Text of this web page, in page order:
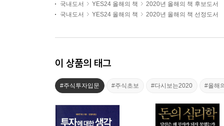
국내도서
YES24 올해의 책
2020년 올해의 책 후보도서
국내도서
YES24 올해의 책 2020년 올해의 책 선정도서
이 상품의 태그
#주식투자입문 #주식초보 #다시보는2020 #올해